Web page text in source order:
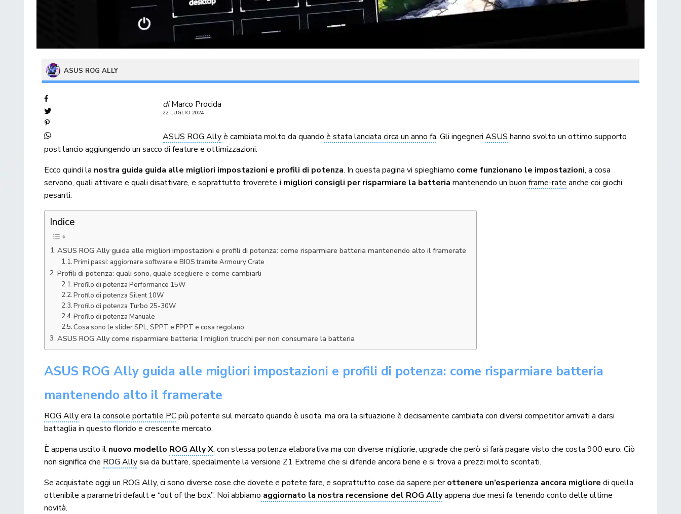
ASUS ROG ALLY
di Marco Procida
22 LUGLIO 2024
ASUS ROG Allyè cambiata molto da quando è stata lanciata circa un anno fa. Gli ingegneriASUS hanno svolto un ottimo supporto
post lancio aggiungendo un sacco di feature e ottimizzazioni.
Ecco quindi la nostra guida guida alle migliori impostazioni e profili di potenza. In questa pagina vi spieghiamo come funzionano le impostazioni, a cosa
servono, quali attivare e quali disattivare, e soprattutto troverete i migliori consigli per risparmiare la batteria mantenendo un buon frame-rate anche coi giochi
pesanti.
Indice
ASUS ROG Ally guida alle migliori impostazioni e profili di potenza: come risparmiare batteria mantenendo alto il framerate
Primi passi: aggiornare software e BIOS tramite Armoury Crate
Profili di potenza: quali sono, quale scegliere e come cambiarli
Profilo di potenza Performance 15W
Profilo di potenza Silent 10W
Profilo di potenza Turbo 25-30W
Profilo di potenza Manuale
Cosa sono le slider SPL, SPPT e FPPT e cosa regolano
ASUS ROG Ally come risparmiare batteria: I migliori trucchi per non consumare la batteria
ASUS ROG Ally guida alle migliori impostazioni e profili di potenza: come risparmiare batteria
mantenendo alto il framerate
ROG Allyera laconsole portatile PCpiù potente sul mercato quando è uscita, ma ora la situazione è decisamente cambiata con diversi competitor arrivati a darsi
battaglia in questo florido e crescente mercato.
È appena uscito il nuovo modello ROG Ally X, con stessa potenza elaborativa ma con diverse migliorie, upgrade che però si farà pagare visto che costa 900 euro. Ciò
non significa che ROG Allysia da buttare, specialmente la versione Z1 Extreme che si difende ancora bene e si trova a prezzi molto scontati.
Se acquistate oggi un ROG Ally, ci sono diverse cose che dovete e potete fare, e soprattutto cose da sapere perottenere un’esperienza ancora migliore di quella
ottenibile a parametri default e “out of the box”. Noi abbiamo aggiornato la nostra recensione del ROG Allyappena due mesi fa tenendo conto delle ultime
novità.